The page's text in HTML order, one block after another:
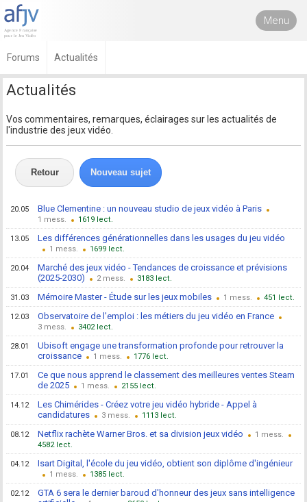
Menu
Forums Actualités
Actualités
Vos commentaires, remarques, éclairages sur les actualités de
l'industrie des jeux vidéo.
Retour Nouveau sujet
20.05 Blue Clementine : un nouveau studio de jeux vidéo à Paris
1 1619
13.05 Les différences générationnelles dans les usages du jeu vidéo
1 1699
20.04
Marché des jeux vidéo - Tendances de croissance et prévisions
(2025-2030)
2 3183
31.03 Mémoire Master - Étude sur les jeux mobiles 1 451
12.03 Observatoire de l'emploi : les métiers du jeu vidéo en France
3 3402
28.01
Ubisoft engage une transformation profonde pour retrouver la
croissance
1 1776
17.01
Ce que nous apprend le classement des meilleures ventes Steam
de 2025
1 2155
14.12
Les Chimérides - Créez votre jeu vidéo hybride - Appel à
candidatures
3 1113
08.12 Netflix rachète Warner Bros. et sa division jeux vidéo
1
4582
04.12 Isart Digital, l'école du jeu vidéo, obtient son diplôme d'ingénieur
1 1385
02.12
GTA 6 sera le dernier baroud d'honneur des jeux sans intelligence